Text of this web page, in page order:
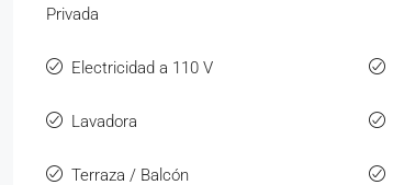
Privada
Electricidad a 110 V
Lavadora
Terraza / Balcón